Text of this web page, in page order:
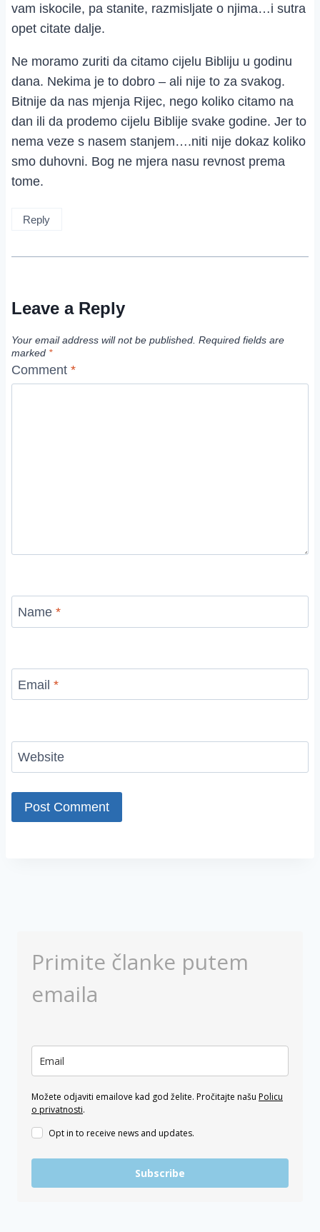
vam iskocile, pa stanite, razmisljate o njima…i sutra
opet citate dalje.
Ne moramo zuriti da citamo cijelu Bibliju u godinu
dana. Nekima je to dobro – ali nije to za svakog.
Bitnije da nas mjenja Rijec, nego koliko citamo na
dan ili da prodemo cijelu Biblije svake godine. Jer to
nema veze s nasem stanjem….niti nije dokaz koliko
smo duhovni. Bog ne mjera nasu revnost prema
tome.
Reply
Leave a Reply
Your email address will not be published. Required fields are
marked *
Comment *
Name *
Email *
Website
Primite članke putem
emaila
Možete odjaviti emailove kad god želite. Pročitajte našu Policu
o privatnosti.
Opt in to receive news and updates.
Subscribe